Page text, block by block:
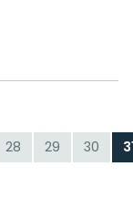
28 29 30